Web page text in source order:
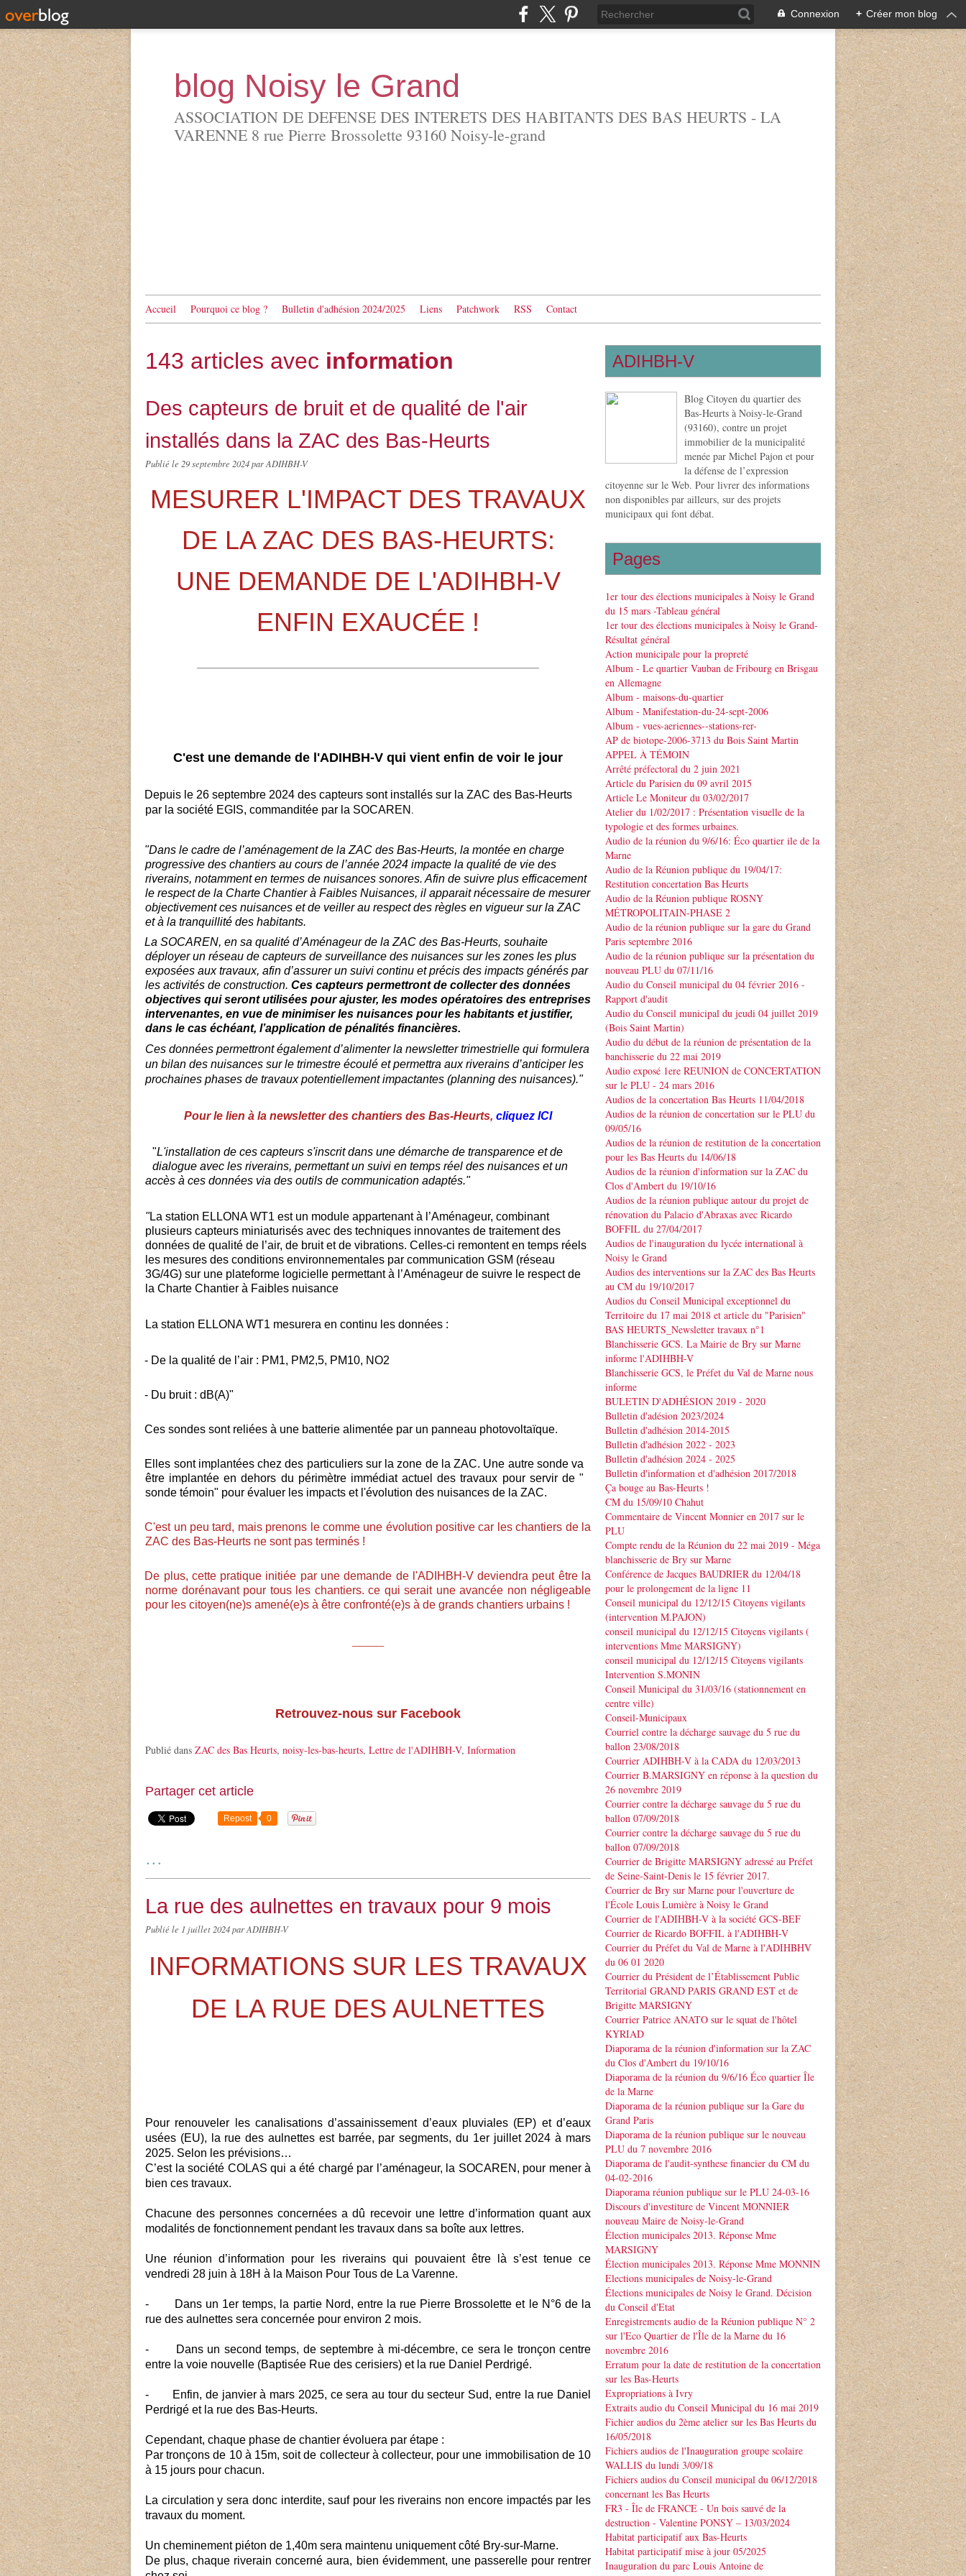
Connexion + Créer mon blog
blog Noisy le Grand
ASSOCIATION DE DEFENSE DES INTERETS DES HABITANTS DES BAS HEURTS - LA
VARENNE 8 rue Pierre Brossolette 93160 Noisy-le-grand
Accueil Pourquoi ce blog ? Bulletin d'adhésion 2024/2025 Liens Patchwork RSS Contact
143 articles avec information
Des capteurs de bruit et de qualité de l'air
installés dans la ZAC des Bas-Heurts
Publié le 29 septembre 2024par ADIHBH-V
MESURER L'IMPACT DES TRAVAUX
DE LA ZAC DES BAS-HEURTS:
UNE DEMANDE DE L'ADIHBH-V
ENFIN EXAUCÉE !
C'est une demande de l'ADIHBH-V qui vient enfin de voir le jour
Depuis le 26 septembre 2024 des capteurs sont installés sur la ZAC des Bas-Heurts
par la société EGIS, commanditée par la SOCAREN .
"Dans le cadre de l’aménagement de la ZAC des Bas-Heurts, la montée en charge
progressive des chantiers au cours de l’année 2024 impacte la qualité de vie des
riverains, notamment en termes de nuisances sonores. Afin de suivre plus efficacement
le respect de la Charte Chantier à Faibles Nuisances, il apparait nécessaire de mesurer
objectivement ces nuisances et de veiller au respect des règles en vigueur sur la ZAC
et à la tranquillité des habitants.
La SOCAREN, en sa qualité d’Aménageur de la ZAC des Bas-Heurts, souhaite
déployer un réseau de capteurs de surveillance des nuisances sur les zones les plus
exposées aux travaux, afin d’assurer un suivi continu et précis des impacts générés par
les activités de construction. Ces capteurs permettront de collecter des données
objectives qui seront utilisées pour ajuster, les modes opératoires des entreprises
intervenantes, en vue de minimiser les nuisances pour les habitants et justifier,
dans le cas échéant, l’application de pénalités financières.
Ces données permettront également d’alimenter la newsletter trimestrielle qui formulera
un bilan des nuisances sur le trimestre écoulé et permettra aux riverains d’anticiper les
prochaines phases de travaux potentiellement impactantes (planning des nuisances)."
Pour le lien à la newsletter des chantiers des Bas-Heurts, cliquez ICI
"L'installation de ces capteurs s'inscrit dans une démarche de transparence et de
dialogue avec les riverains, permettant un suivi en temps réel des nuisances et un
accès à ces données via des outils de communication adaptés."
"La station ELLONA WT1 est un module appartenant à l’Aménageur, combinant
plusieurs capteurs miniaturisés avec des techniques innovantes de traitement des
données de qualité de l’air, de bruit et de vibrations. Celles-ci remontent en temps réels
les mesures des conditions environnementales par communication GSM (réseau
3G/4G) sur une plateforme logicielle permettant à l’Aménageur de suivre le respect de
la Charte Chantier à Faibles nuisance
La station ELLONA WT1 mesurera en continu les données :
- De la qualité de l’air : PM1, PM2,5, PM10, NO2
- Du bruit : dB(A)"
Ces sondes sont reliées à une batterie alimentée par un panneau photovoltaïque.
Elles sont implantées chez des particuliers sur la zone de la ZAC. Une autre sonde va
être implantée en dehors du périmètre immédiat actuel des travaux pour servir de "
sonde témoin" pour évaluer les impacts et l'évolution des nuisances de la ZAC.
C'est un peu tard, mais prenons le comme une évolution positive car les chantiers de la
ZAC des Bas-Heurts ne sont pas terminés !
De plus, cette pratique initiée par une demande de l'ADIHBH-V deviendra peut être la
norme dorénavant pour tous les chantiers. ce qui serait une avancée non négligeable
pour les citoyen(ne)s amené(e)s à être confronté(e)s à de grands chantiers urbains !
Retrouvez-nous sur Facebook
Publié dans ZAC des Bas Heurts, noisy-les-bas-heurts, Lettre de l'ADIHBH-V, Information
Partager cet article
Repost 0
…
La rue des aulnettes en travaux pour 9 mois
Publié le 1 juillet 2024par ADIHBH-V
INFORMATIONS SUR LES TRAVAUX
DE LA RUE DES AULNETTES
Pour renouveler les canalisations d’assainissement d’eaux pluviales (EP) et d’eaux
usées (EU), la rue des aulnettes est barrée, par segments, du 1er juillet 2024 à mars
2025. Selon les prévisions…
C’est la société COLAS qui a été chargé par l’aménageur, la SOCAREN, pour mener à
bien ces travaux.
Chacune des personnes concernées a dû recevoir une lettre d’information quant aux
modalités de fonctionnement pendant les travaux dans sa boîte aux lettres.
Une réunion d’information pour les riverains qui pouvaient être là s’est tenue ce
vendredi 28 juin à 18H à la Maison Pour Tous de La Varenne.
- Dans un 1er temps, la partie Nord, entre la rue Pierre Brossolette et le N°6 de la
rue des aulnettes sera concernée pour environ 2 mois.
- Dans un second temps, de septembre à mi-décembre, ce sera le tronçon centre
entre la voie nouvelle (Baptisée Rue des cerisiers) et la rue Daniel Perdrigé.
- Enfin, de janvier à mars 2025, ce sera au tour du secteur Sud, entre la rue Daniel
Perdrigé et la rue des Bas-Heurts.
Cependant, chaque phase de chantier évoluera par étape :
Par tronçons de 10 à 15m, soit de collecteur à collecteur, pour une immobilisation de 10
à 15 jours pour chacun.
La circulation y sera donc interdite, sauf pour les riverains non encore impactés par les
travaux du moment.
Un cheminement piéton de 1,40m sera maintenu uniquement côté Bry-sur-Marne.
De plus, chaque riverain concerné aura, bien évidemment, une passerelle pour rentrer
ADIHBH-V
Blog Citoyen du quartier des
Bas-Heurts à Noisy-le-Grand
(93160), contre un projet
immobilier de la municipalité
menée par Michel Pajon et pour
la défense de l’expression
citoyenne sur le Web. Pour livrer des informations
non disponibles par ailleurs, sur des projets
municipaux qui font débat.
Pages
1er tour des élections municipales à Noisy le Grand
du 15 mars -Tableau général
1er tour des élections municipales à Noisy le Grand-
Résultat général
Action municipale pour la propreté
Album - Le quartier Vauban de Fribourg en Brisgau
en Allemagne
Album - maisons-du-quartier
Album - Manifestation-du-24-sept-2006
Album - vues-aeriennes--stations-rer-
AP de biotope-2006-3713 du Bois Saint Martin
APPEL À TÉMOIN
Arrêté préfectoral du 2 juin 2021
Article du Parisien du 09 avril 2015
Article Le Moniteur du 03/02/2017
Atelier du 1/02/2017 : Présentation visuelle de la
typologie et des formes urbaines.
Audio de la réunion du 9/6/16: Éco quartier ile de la
Marne
Audio de la Réunion publique du 19/04/17:
Restitution concertation Bas Heurts
Audio de la Réunion publique ROSNY
MÉTROPOLITAIN-PHASE 2
Audio de la réunion publique sur la gare du Grand
Paris septembre 2016
Audio de la réunion publique sur la présentation du
nouveau PLU du 07/11/16
Audio du Conseil municipal du 04 février 2016 -
Rapport d'audit
Audio du Conseil municipal du jeudi 04 juillet 2019
(Bois Saint Martin)
Audio du début de la réunion de présentation de la
banchisserie du 22 mai 2019
Audio exposé 1ere REUNION de CONCERTATION
sur le PLU - 24 mars 2016
Audios de la concertation Bas Heurts 11/04/2018
Audios de la réunion de concertation sur le PLU du
09/05/16
Audios de la réunion de restitution de la concertation
pour les Bas Heurts du 14/06/18
Audios de la réunion d'information sur la ZAC du
Clos d'Ambert du 19/10/16
Audios de la réunion publique autour du projet de
rénovation du Palacio d'Abraxas avec Ricardo
BOFFIL du 27/04/2017
Audios de l'inauguration du lycée international à
Noisy le Grand
Audios des interventions sur la ZAC des Bas Heurts
au CM du 19/10/2017
Audios du Conseil Municipal exceptionnel du
Territoire du 17 mai 2018 et article du "Parisien"
BAS HEURTS_Newsletter travaux n°1
Blanchisserie GCS. La Mairie de Bry sur Marne
informe l'ADIHBH-V
Blanchisserie GCS, le Préfet du Val de Marne nous
informe
BULETIN D'ADHÉSION 2019 - 2020
Bulletin d'adésion 2023/2024
Bulletin d'adhésion 2014-2015
Bulletin d'adhésion 2022 - 2023
Bulletin d'adhésion 2024 - 2025
Bulletin d'information et d'adhésion 2017/2018
Ça bouge au Bas-Heurts !
CM du 15/09/10 Chahut
Commentaire de Vincent Monnier en 2017 sur le
PLU
Compte rendu de la Réunion du 22 mai 2019 - Méga
blanchisserie de Bry sur Marne
Conférence de Jacques BAUDRIER du 12/04/18
pour le prolongement de la ligne 11
Conseil municipal du 12/12/15 Citoyens vigilants
(intervention M.PAJON)
conseil municipal du 12/12/15 Citoyens vigilants (
interventions Mme MARSIGNY)
conseil municipal du 12/12/15 Citoyens vigilants
Intervention S.MONIN
Conseil Municipal du 31/03/16 (stationnement en
centre ville)
Conseil-Municipaux
Courriel contre la décharge sauvage du 5 rue du
ballon 23/08/2018
Courrier ADIHBH-V à la CADA du 12/03/2013
Courrier B.MARSIGNY en réponse à la question du
26 novembre 2019
Courrier contre la décharge sauvage du 5 rue du
ballon 07/09/2018
Courrier contre la décharge sauvage du 5 rue du
ballon 07/09/2018
Courrier de Brigitte MARSIGNY adressé au Préfet
de Seine-Saint-Denis le 15 février 2017.
Courrier de Bry sur Marne pour l'ouverture de
l'École Louis Lumière à Noisy le Grand
Courrier de l'ADIHBH-V à la société GCS-BEF
Courrier de Ricardo BOFFIL à l'ADIHBH-V
Courrier du Préfet du Val de Marne à l'ADIHBHV
du 06 01 2020
Courrier du Président de l’Établissement Public
Territorial GRAND PARIS GRAND EST et de
Brigitte MARSIGNY
Courrier Patrice ANATO sur le squat de l'hôtel
KYRIAD
Diaporama de la réunion d'information sur la ZAC
du Clos d'Ambert du 19/10/16
Diaporama de la réunion du 9/6/16 Éco quartier Île
de la Marne
Diaporama de la réunion publique sur la Gare du
Grand Paris
Diaporama de la réunion publique sur le nouveau
PLU du 7 novembre 2016
Diaporama de l'audit-synthese financier du CM du
04-02-2016
Diaporama réunion publique sur le PLU 24-03-16
Discours d'investiture de Vincent MONNIER
nouveau Maire de Noisy-le-Grand
Élection municipales 2013. Réponse Mme
MARSIGNY
Élection municipales 2013. Réponse Mme MONNIN
Elections municipales de Noisy-le-Grand
Élections municipales de Noisy le Grand. Décision
du Conseil d'Etat
Enregistrements audio de la Réunion publique N° 2
sur l'Eco Quartier de l'Île de la Marne du 16
novembre 2016
Erratum pour la date de restitution de la concertation
sur les Bas-Heurts
Expropriations à Ivry
Extraits audio du Conseil Municipal du 16 mai 2019
Fichier audios du 2ème atelier sur les Bas Heurts du
16/05/2018
Fichiers audios de l'Inauguration groupe scolaire
WALLIS du lundi 3/09/18
Fichiers audios du Conseil municipal du 06/12/2018
concernant les Bas Heurts
FR3 - Île de FRANCE - Un bois sauvé de la
destruction - Valentine PONSY – 13/03/2024
Habitat participatif aux Bas-Heurts
Habitat participatif mise à jour 05/2025
Inauguration du parc Louis Antoine de